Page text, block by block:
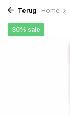
Terug Home
30% sale